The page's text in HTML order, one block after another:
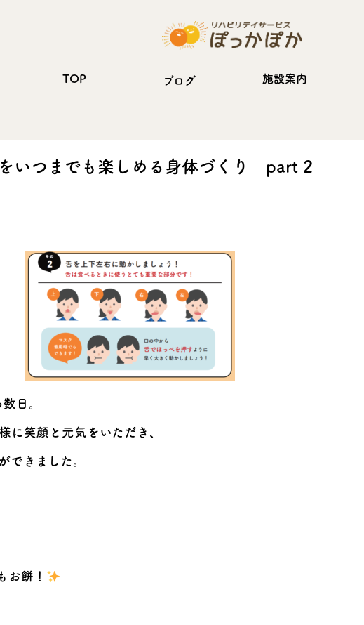
TOP ブログ 施設案内
いつまでも楽しめる身体づくり part 2
日。
に笑顔と元気をいただき、
できました。
お餅！